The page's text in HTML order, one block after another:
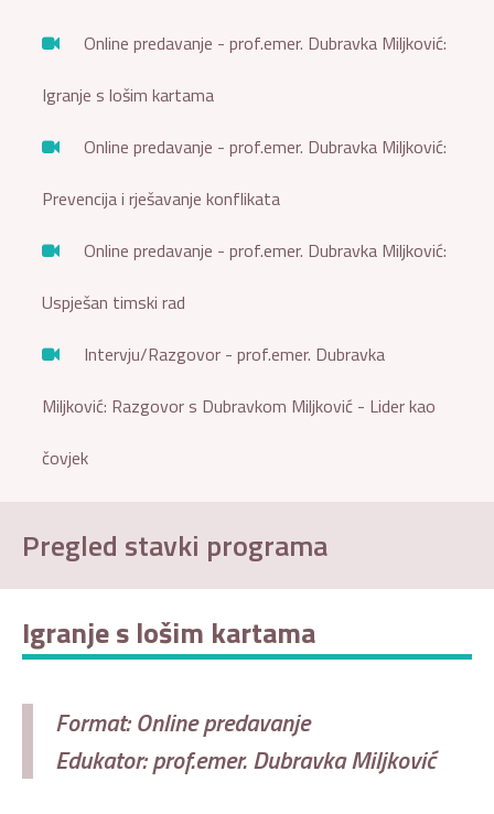
Online predavanje - prof.emer. Dubravka Miljković:
Igranje s lošim kartama
Online predavanje - prof.emer. Dubravka Miljković:
Prevencija i rješavanje konflikata
Online predavanje - prof.emer. Dubravka Miljković:
Uspješan timski rad
Intervju/Razgovor - prof.emer. Dubravka
Miljković: Razgovor s Dubravkom Miljković - Lider kao
čovjek
Pregled stavki programa
Igranje s lošim kartama
Format: Online predavanje
Edukator: prof.emer. Dubravka Miljković